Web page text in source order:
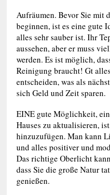
Aufräumen. Bevor Sie mit
beginnen, ist es eine gute
alles sehr sauber ist. Ihr
aussehen, aber er muss
werden. Es ist möglich,
Reinigung braucht! Gt
entscheiden, was als
sich Geld und Zeit sparen.
EINE gute Möglichkeit,
Hauses zu aktualisieren,
hinzuzufügen. Man kann
und alles positiver und
Das richtige Oberlicht
dass Sie die große Natur
genießen.